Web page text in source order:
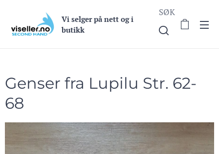
Vi selger på nett og i
butikk
SØK
Genser fra Lupilu Str. 62-
68